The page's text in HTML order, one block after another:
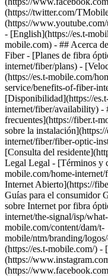
(https://twitter.com/
(https://
- [English](https://es.t-
mobile.com) - ## Acerca
Fiber - [Planes de fibra
internet/fiber/plans) -
(https://es.t-mobile.com/
service/benefits-of-fiber-
[Disponibilidad](https://
internet/fiber/availability) -
frecuentes](https://fiber.t-
sobre la
internet/fiber/fiber-optic-
[Consulta del
Legal Legal - [Términos y
mobile.com/home-
Internet Abierto](https://
Guías para el consumidor
sobre Internet por fibra
internet/the-signal/isp/
mobile.com/content/dam/t-
mobile/ntm/branding/
(https://es.t-mobile.com/) -
(https://
(https://